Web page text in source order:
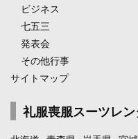
ビジネス
七五三
発表会
その他行事
サイトマップ
礼服喪服スーツレ